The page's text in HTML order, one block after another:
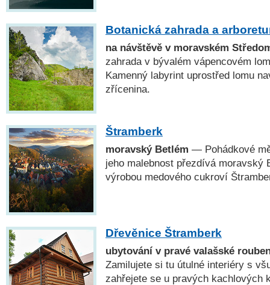
Botanická zahrada a
na návštěvě v moravském
zahrada v bývalém vápencovém
Kamenný labyrint uprostřed lomu
zřícenina.
Štramberk
moravský Betlém — Pohádkové
jeho malebnost přezdívá moravský
výrobou medového cukroví
Dřevěnice Štramberk
ubytování v pravé valašské
Zamilujete si tu útulné interiéry s
zahřejete se u pravých kachlových